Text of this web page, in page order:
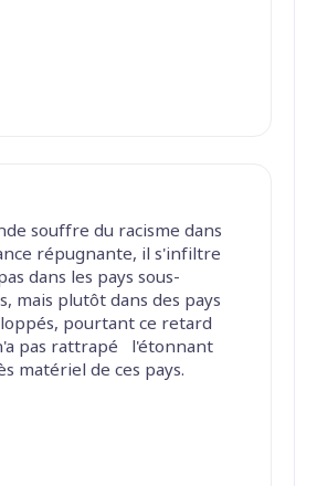
souffre du racisme dans
répugnante, il s'infiltre
dans les pays sous-
mais plutôt dans des pays
pourtant ce retard
pas rattrapé l'étonnant
matériel de ces pays.